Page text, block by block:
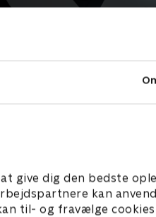
give dig den bedste
kan
til- og fravælge cookies